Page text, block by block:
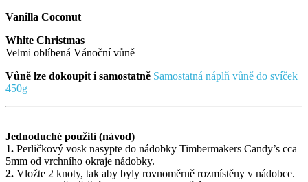
Vanilla Coconut
White Christmas
Velmi oblíbená Vánoční vůně
Vůně lze dokoupit i samostatně Samostatná náplň vůně do svíček
450g
Jednoduché použití (návod)
1. Perličkový vosk nasypte do nádobky Timbermakers Candy’s cca
5mm od vrchního okraje nádobky.
2. Vložte 2 knoty, tak aby byly rovnoměrně rozmístěny v nádobce.